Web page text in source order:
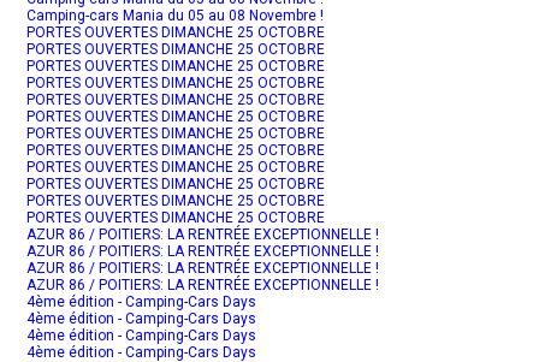
Camping-cars Mania du 05 au 08 Novembre !
PORTES OUVERTES DIMANCHE 25 OCTOBRE
PORTES OUVERTES DIMANCHE 25 OCTOBRE
PORTES OUVERTES DIMANCHE 25 OCTOBRE
PORTES OUVERTES DIMANCHE 25 OCTOBRE
PORTES OUVERTES DIMANCHE 25 OCTOBRE
PORTES OUVERTES DIMANCHE 25 OCTOBRE
PORTES OUVERTES DIMANCHE 25 OCTOBRE
PORTES OUVERTES DIMANCHE 25 OCTOBRE
PORTES OUVERTES DIMANCHE 25 OCTOBRE
PORTES OUVERTES DIMANCHE 25 OCTOBRE
PORTES OUVERTES DIMANCHE 25 OCTOBRE
PORTES OUVERTES DIMANCHE 25 OCTOBRE
AZUR 86 / POITIERS: LA RENTRÉE EXCEPTIONNELLE !
AZUR 86 / POITIERS: LA RENTRÉE EXCEPTIONNELLE !
AZUR 86 / POITIERS: LA RENTRÉE EXCEPTIONNELLE !
AZUR 86 / POITIERS: LA RENTRÉE EXCEPTIONNELLE !
4ème édition - Camping-Cars Days
4ème édition - Camping-Cars Days
4ème édition - Camping-Cars Days
4ème édition - Camping-Cars Days